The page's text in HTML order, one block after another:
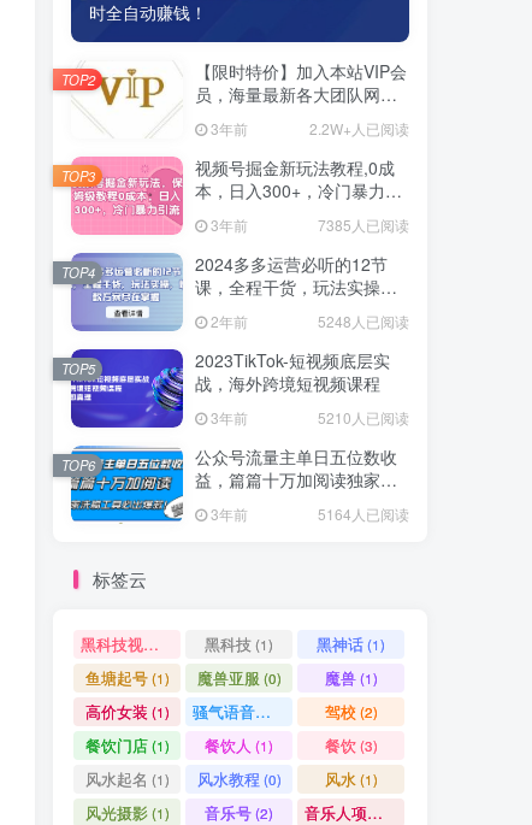
时全自动赚钱！
【限时特价】加入本站VIP会
员，海量最新各大团队网赚
内部教程全免费，每天持续
更新！
3年前 2.2W+人已阅读
TOP2
视频号掘金新玩法教程,0成
本，日入300+，冷门暴力引
流 3年前 7385人已阅读
TOP3
2024多多运营必听的12节
课，全程干货，玩法实操，
爆款方案尽在掌握
2年前 5248人已阅读
TOP4
2023TikTok-短视频底层实
战，海外跨境短视频课程
3年前 5210人已阅读
TOP5
公众号流量主单日五位数收
益，篇篇十万加阅读独家洗
稿工具必出爆款！
3年前 5164人已阅读
TOP6
标签云
黑科技视频搬运 (1)黑科技(1) 黑神话(1)
鱼塘起号(1) 魔兽亚服 (0) 魔兽(1)
高价女装 (1) 骚气语音包 驾校(2)
餐饮门店(1) 餐饮人 (1) 餐饮(3)
风水起名 (1) 风水教程 (0) 风水 (1)
风光摄影(1) 音乐号(2) 音乐人项目